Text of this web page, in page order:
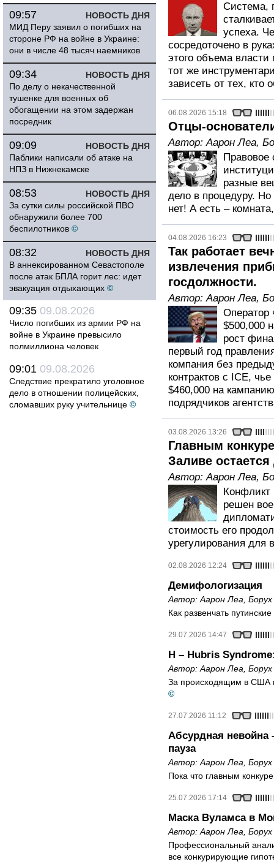
НОВОСТЬ ДНЯ
09:57
МИД Перу заявил о погибших на
стороне РФ на войне в Украине:
они в числе 48 тысяч наемников
НОВОСТЬ ДНЯ
09:34
По делу о некачественной
тушенке для военных об
обогащении на этом задержан
посредник
НОВОСТЬ ДНЯ
09:09
Паблики написали об атаке на
НПЗ в Нижнекамске
НОВОСТЬ ДНЯ
08:53
За сутки силы российской ПВО
обнаружили более 700
беспилотников ©
НОВОСТЬ ДНЯ
08:32
В аннексированном Севастополе
после атак БПЛА горит лес: идет
эвакуация отдыхающих ©
09:35 09.08.2026
Число погибших из армии РФ на
войне в Украине превысило
полмиллиона человек
09:01 09.08.2026
Следствие прекратило уголовное
дело в отношении полицейских,
сломавших руку учительнице ©
Система,
успеха.
сосредоточено в
этого объема
тот же
зависеть от тех, кто
06.08.2026 15:18
Отцы-
Автор:Аарон Леа,
Правовое
разные
дело в процедуру.
нет! А есть –
04.08.2026 16:23
Так работает
извлечения
госдолжности.
Автор:Аарон Леа,
Оператор
$500,000
рост
первый год
компания без
контрактов с ICE,
$460,000 на
подрядчиков
03.08.2026 13:26
Главным
Заливе
Автор:Аарон Леа,
Конфликт
решен
стоимость его
урегулирования для
02.08.2026 12:24
Демифологизация
Автор: Аарон Леа
Как развенчать
29.07.2026 14:47
H – Hubris
Автор: Аарон Леа
За происходящим в США
©
27.07.2026 11:12
Абсурдная невойна
пауза
Автор: Аарон Леа
Пока что главным
25.07.2026 17:14
Маска Вуламса в
Автор: Аарон Леа
Профессиональный
все конкурирующие